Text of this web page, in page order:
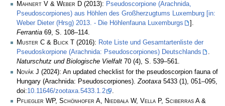
Mahnert V & Weber D (2013): Pseudoscorpione (Arachnida,
Pseudoscorpiones) aus Höhlen des Großherzugtums Luxemburg [in:
Weber Dieter (Hrsg) 2013. - Die Höhlenfauna Luxemburgs
].
Ferrantia 69, S. 108–114.
Muster C & Blick T
(2016): Rote Liste und Gesamtartenliste der
Pseudoskorpione (Arachnida: Pseudoscorpiones) Deutschlands
.
Naturschutz und Biologische Vielfalt 70 (4), S. 539–561.
Novák J (2024): An updated checklist for the pseudoscorpion fauna of
Hungary (Arachnida: Pseudoscorpiones). Zootaxa 5433 (1), 051–095,
doi:10.11646/zootaxa.5433.1.2
Pfliegler WP, Schönhofer A, Niedbała W, Vella P, Sciberras A &